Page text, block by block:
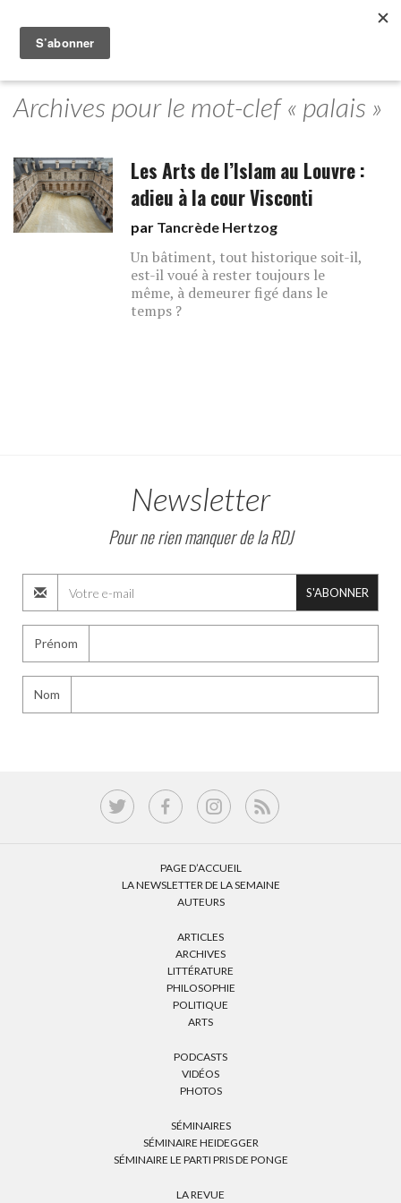
Archives pour le mot-clef « palais »
Les Arts de l’Islam au Louvre :
adieu à la cour Visconti
par Tancrède Hertzog
Un bâtiment, tout historique soit-il,
est-il voué à rester toujours le
même, à demeurer figé dans le
temps ?
Newsletter
Pour ne rien manquer de la RDJ
S'ABONNER
Prénom
Nom
PAGE D’ACCUEIL
LA NEWSLETTER DE LA SEMAINE
AUTEURS
ARTICLES
ARCHIVES
LITTÉRATURE
PHILOSOPHIE
POLITIQUE
ARTS
PODCASTS
VIDÉOS
PHOTOS
SÉMINAIRES
SÉMINAIRE HEIDEGGER
SÉMINAIRE LE PARTI PRIS DE PONGE
LA REVUE